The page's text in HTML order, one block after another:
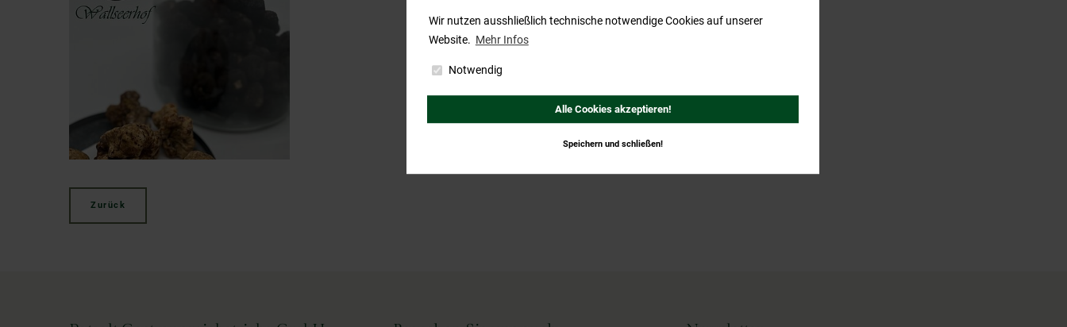
Wir nutzen ausshließlich technische notwendige Cookies auf unserer
Website. Mehr Infos
Notwendig
Speichern und schließen!
Alle Cookies akzeptieren!
Zurück